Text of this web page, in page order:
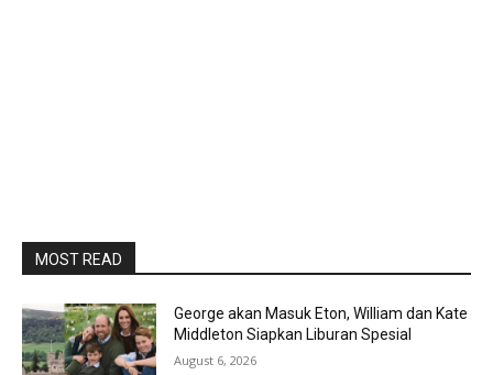
MOST READ
George akan Masuk Eton, William dan Kate
Middleton Siapkan Liburan Spesial
August 6, 2026